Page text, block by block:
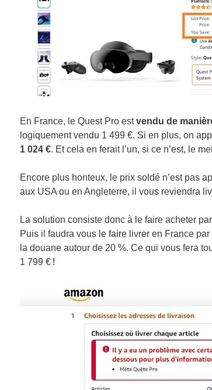
En France, le Quest Pro estvendu de
logiquement vendu 1 499 €. Si en plus, on
1 024 €. Et cela en ferait l’un, si ce n’est, le
Encore plus honteux, le prix soldé n’est pas
aux USA ou en Angleterre, il vous reviendra
La solution consiste donc à le faire acheter
Puis il faudra vous le faire livrer en France
la douane autour de 20 %. Ce qui vous fera
1 799 € !